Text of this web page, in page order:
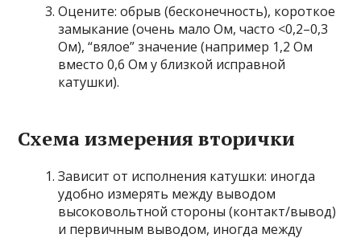
Оцените: обрыв (бесконечность), короткое
замыкание (очень мало Ом, часто <0,2–0,3
Ом), “вялое” значение (например 1,2 Ом
вместо 0,6 Ом у близкой исправной
катушки).
Схема измерения вторички
Зависит от исполнения катушки: иногда
удобно измерять между выводом
высоковольтной стороны (контакт/вывод)
и первичным выводом, иногда между